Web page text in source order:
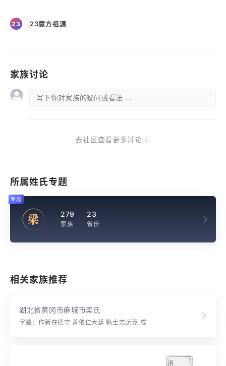
23 23魔方祖源
家族讨论
写下你对家族的疑问或看法 ...
去社区查看更多讨论
所属姓氏专题
梁 279
家族
23
省份
专题
相关家族推荐
湖北省黄冈市麻城市梁氏
字辈：作新在德守 善依仁大廷 魁士志远克 成